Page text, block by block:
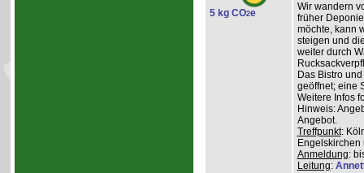
5 kg CO2e
Wir wandern
früher
möchte, kann
steigen und
weiter durch
Das Bistro
geöffnet; eine
Weitere Infos
Hinweis:
Angebot.
Treffpunkt:
Engelskirchen
Anmeldung:
Leitung: